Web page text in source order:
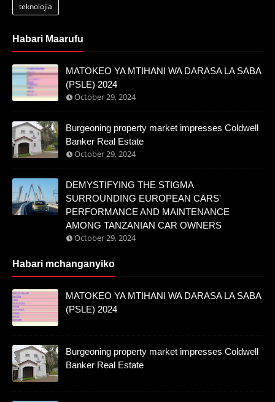
teknolojia
Habari Maarufu
MATOKEO YA MTIHANI WA DARASA LA SABA
(PSLE) 2024
October 29, 2024
Burgeoning property market impresses Coldwell
Banker Real Estate
October 29, 2024
DEMYSTIFYING THE STIGMA
SURROUNDING EUROPEAN CARS'
PERFORMANCE AND MAINTENANCE
AMONG TANZANIAN CAR OWNERS
October 29, 2024
Habari mchanganyiko
MATOKEO YA MTIHANI WA DARASA LA SABA
(PSLE) 2024
Burgeoning property market impresses Coldwell
Banker Real Estate